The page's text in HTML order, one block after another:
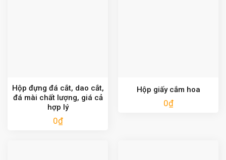
Hộp đựng đá cắt, dao cắt,
đá mài chất lượng, giá cả
hợp lý
0₫
Hộp giấy cắm hoa
0₫